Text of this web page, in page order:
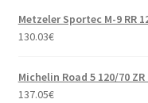
Metzeler Sportec M-9 RR
130.03€
Michelin Road 5 120/70
137.05€